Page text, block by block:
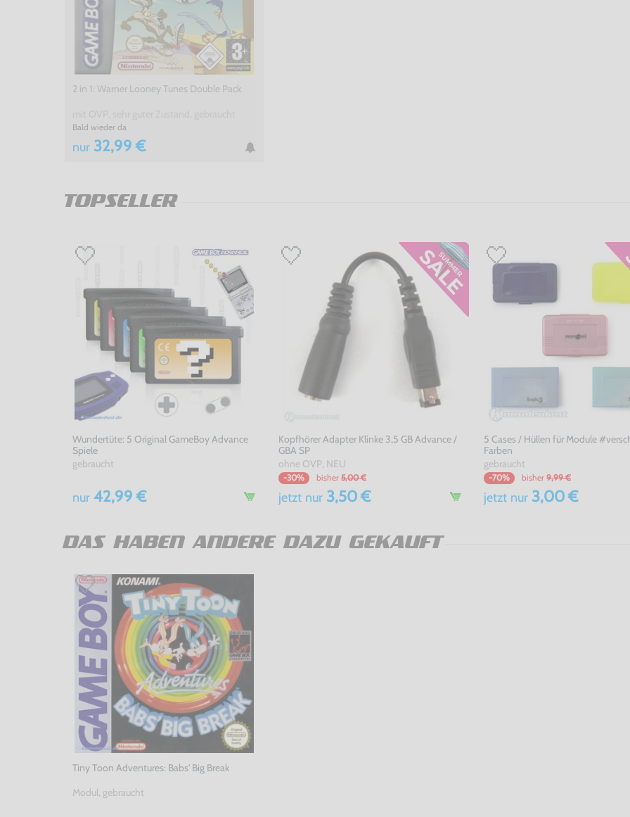
2 in 1: Warner Looney Tunes Double Pack
Bald wieder da
nur 32,99 €
TOPSELLER
Wundertüte: 5 Original GameBoy Advance
Spiele
gebraucht
nur 42,99 €
Kopfhörer Adapter Klinke 3,5 GB Advance /
GBA SP
ohne OVP, NEU
-30% bisher 5,00 €
jetzt nur3,50 €
5 Cases / Hüllen für Module
Farben
gebraucht
-70% bisher 9,99 €
jetzt nur 3,00 €
DAS HABEN ANDERE DAZU GEKAUFT
Tiny Toon Adventures: Babs' Big Break
Modul, gebraucht